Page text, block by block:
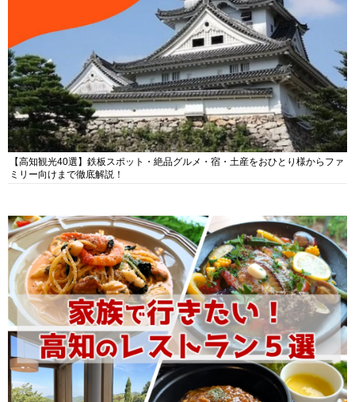
【高知観光40選】鉄板スポット・絶品グルメ・宿・土産をおひとり様からファ
ミリー向けまで徹底解説！